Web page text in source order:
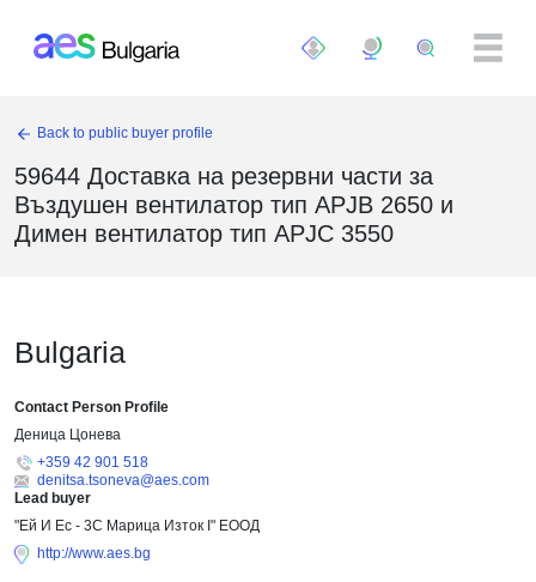
Back to public buyer profile
59644 Доставка на резервни части за
Въздушен вентилатор тип APJB 2650 и
Димен вентилатор тип APJC 3550
Bulgaria
Contact Person Profile
Деница Цонева
+359 42 901 518
denitsa.tsoneva@aes.com
Lead buyer
"Ей И Ес - 3С Марица Изток I" ЕООД
http://www.aes.bg